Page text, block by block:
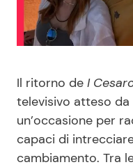
Benessere
Moda e Style
Mondo Mamma
Il ritorno de I
televisivo atteso da
un’occasione per
capaci di
cambiamento. Tra